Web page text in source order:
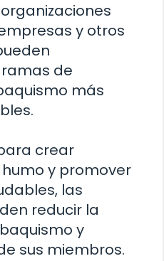
y otros
de
más
crear
y promover
las
reducir la
y
sus miembros.